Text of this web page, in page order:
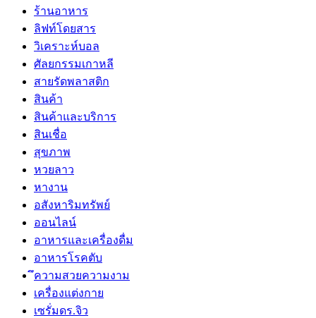
ร้านอาหาร
ลิฟท์โดยสาร
วิเคราะห์บอล
ศัลยกรรมเกาหลี
สายรัดพลาสติก
สินค้า
สินค้าและบริการ
สินเชื่อ
สุขภาพ
หวยลาว
หางาน
อสังหาริมทรัพย์
ออนไลน์
อาหารและเครื่องดื่ม
อาหารโรคตับ
ึความสวยความงาม
เครื่องแต่งกาย
เซรั่มดร.จิว